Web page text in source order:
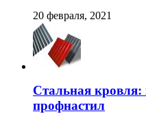
20 февраля, 2021
Стальная кровля:
профнастил